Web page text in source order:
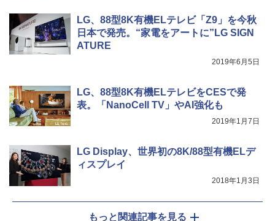
LG、88型8K有機ELテレビ「Z9」を今秋
日本で発売。“家電をアートに”LG SIGN
ATURE
2019年6月5日
LG、88型8K有機ELテレビをCESで発
表。「NanoCell TV」やAI強化も
2019年1月7日
LG Display、世界初の8K/88型有機ELデ
ィスプレイ
2018年1月3日
もっと関連記事を見る